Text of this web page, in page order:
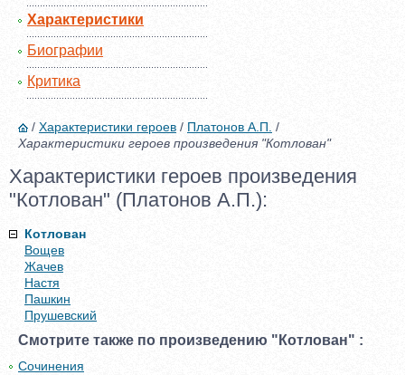
Характеристики
Биографии
Критика
/ Характеристики героев / Платонов А.П. /
Характеристики героев произведения "Котлован"
Характеристики героев произведения
"Котлован" (Платонов А.П.):
Котлован
Вощев
Жачев
Настя
Пашкин
Прушевский
Смотрите также по произведению "Котлован" :
Сочинения